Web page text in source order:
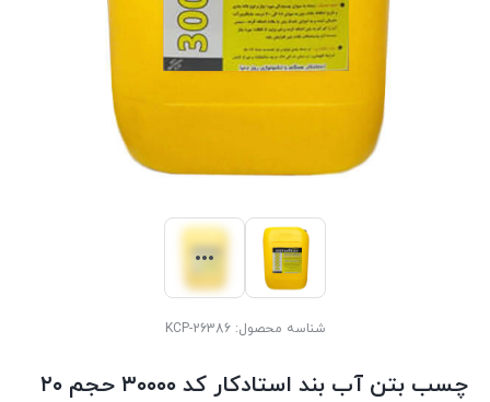
شناسه محصول:KCP-26386
چسب بتن آب بند استادکار کد ۳۰۰۰۰ حجم ۲۰